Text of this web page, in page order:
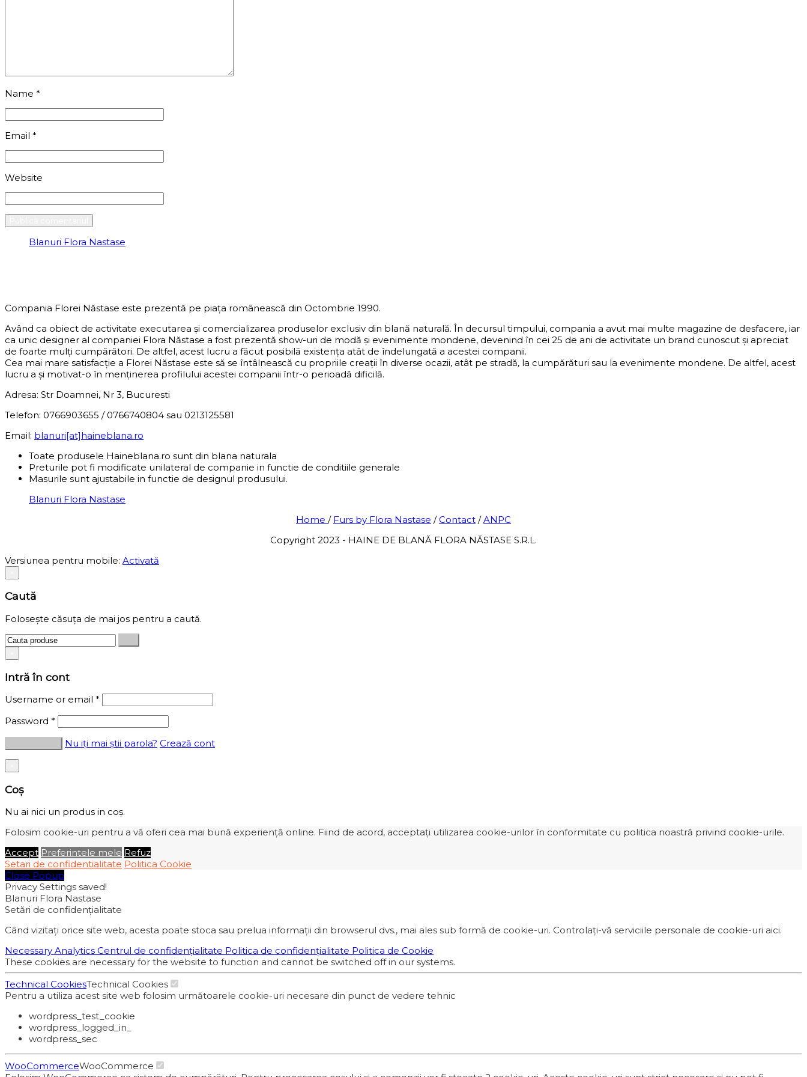
Name *
Email *
Website
Blanuri Flora Nastase
Compania Florei Năstase este prezentă pe piața românească din Octombrie 1990.
Având ca obiect de activitate executarea și comercializarea produselor exclusiv din blană naturală. În decursul timpului, compania a avut mai multe magazine de desfacere, iar
ca unic designer al companiei Flora Năstase a fost prezentă show-uri de modă și evenimente mondene, devenind în cei 25 de ani de activitate un brand cunoscut și apreciat
de foarte mulți cumpărători. De altfel, acest lucru a făcut posibilă existența atât de îndelungată a acestei companii.
Cea mai mare satisfacție a Florei Năstase este să se întâlnească cu propriile creații în diverse ocazii, atât pe stradă, la cumpărături sau la evenimente mondene. De altfel, acest
lucru a și motivat-o în menținerea profilului acestei companii într-o perioadă dificilă.
Adresa: Str Doamnei, Nr 3, Bucuresti
Telefon: 0766903655 / 0766740804 sau 0213125581
Email: blanuri[at]haineblana.ro
Toate produsele Haineblana.ro sunt din blana naturala
Preturile pot fi modificate unilateral de companie in functie de conditiile generale
Masurile sunt ajustabile in functie de designul produsului.
Blanuri Flora Nastase
Home / Furs by Flora Nastase /Contact /ANPC
Copyright 2023 - HAINE DE BLANĂ FLORA NĂSTASE S.R.L.
Versiunea pentru mobile: Activată
Caută
Folosește căsuța de mai jos pentru a caută.
Intră în cont
Username or email *
Password *
Nu iți mai știi parola? Crează cont
Coș
Nu ai nici un produs in coș.
Folosim cookie-uri pentru a vă oferi cea mai bună experiență online. Fiind de acord, acceptați utilizarea cookie-urilor în conformitate cu politica noastră privind cookie-urile.
Accept Preferintele mele Refuz
Setari de confidentialitate Politica Cookie
Close Popup
Privacy Settings saved!
Blanuri Flora Nastase
Setări de confidențialitate
Când vizitați orice site web, acesta poate stoca sau prelua informații din browserul dvs., mai ales sub formă de cookie-uri. Controlați-vă serviciile personale de cookie-uri aici.
Necessary Analytics Centrul de confidențialitate Politica de confidențialitate Politica de Cookie
These cookies are necessary for the website to function and cannot be switched off in our systems.
Technical CookiesTechnical Cookies
Pentru a utiliza acest site web folosim următoarele cookie-uri necesare din punct de vedere tehnic
wordpress_test_cookie
wordpress_logged_in_
wordpress_sec
WooCommerceWooCommerce